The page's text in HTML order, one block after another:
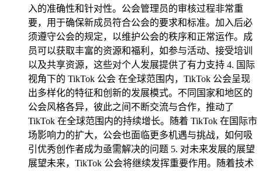
入的准确性和针对性。公会管理员的审核过程非常重
要，用于确保新成员符合公会的要求和标准。加入后必
须遵守公会的规定，以维护公会的秩序和正常运作。成
员可以获取丰富的资源和福利，如参与活动、接受培训
以及共享资源，这些对个人发展提供了有力支持 4. 国际
视角下的 TikTok 公会 在全球范围内，TikTok 公会呈现
出多样化的特征和创新的发展模式。不同国家和地区的
公会风格各异，彼此之间不断交流与合作，推动了
TikTok 在全球范围内的持续增长。随着 TikTok 在国际市
场影响力的扩大，公会也面临更多机遇与挑战，如何吸
引优秀创作者成为亟需解决的问题 5. 对未来发展的展望
展望未来，TikTok 公会将继续发挥重要作用。随着技术